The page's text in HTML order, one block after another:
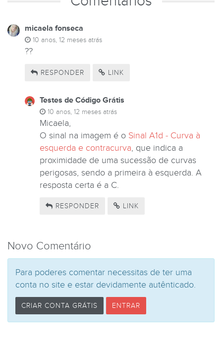
micaela fonseca
10 anos, 12 meses atrás
??
RESPONDER LINK
Testes de Código Grátis
10 anos, 12 meses atrás
Micaela,
O sinal na imagem é o Sinal A1d - Curva à
esquerda e contracurva, que indica a
proximidade de uma sucessão de curvas
perigosas, sendo a primeira à esquerda. A
resposta certa é a C.
RESPONDER LINK
Novo Comentário
Para poderes comentar necessitas de ter uma
conta no site e estar devidamente autênticado.
CRIAR CONTA GRÁTIS ENTRAR